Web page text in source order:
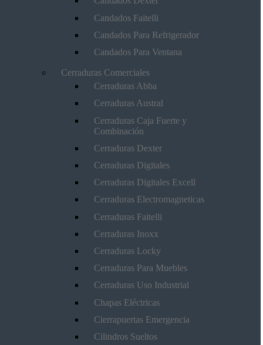
Candados Faitelli
Candados Para Refrigerador
Candados Para Ventana
Cerraduras Comerciales
Cerraduras Abba
Cerraduras Austral
Cerraduras Caja Fuerte y
Combinación
Cerraduras Dexter
Cerraduras Digitales
Cerraduras Digitales Excell
Cerraduras Electromagneticas
Cerraduras Faitelli
Cerraduras Inoxx
Cerraduras Locky
Cerraduras Para Muebles
Cerraduras Uso Industrial
Chapas Eléctricas
Cierrapuertas Emergencia
Cilindros Sueltos